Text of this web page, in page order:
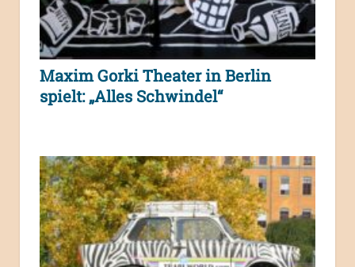
Maxim Gorki Theater in Berlin
spielt: „Alles Schwindel“